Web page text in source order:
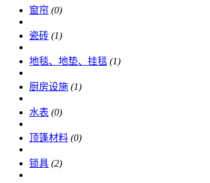
窗帘 (0)
瓷砖 (1)
地毯、地垫、挂毯 (1)
厨房设施 (1)
水表 (0)
顶篷材料 (0)
锁具 (2)